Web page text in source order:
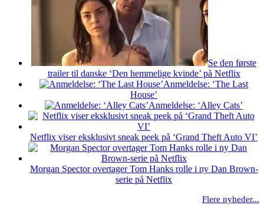
Se den første
trailer til danske ‘Den hemmelige kvinde’ på Netflix
Anmeldelse: ‘The Last
House’
Anmeldelse: ‘Alley Cats’
Netflix viser eksklusivt sneak peek på ‘Grand Theft Auto VI’
Morgan Spector overtager Tom Hanks rolle i ny Dan Brown-
serie på Netflix
Flere nyheder...